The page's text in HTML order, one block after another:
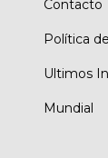
Contacto
Política
Ultimos
Mundial